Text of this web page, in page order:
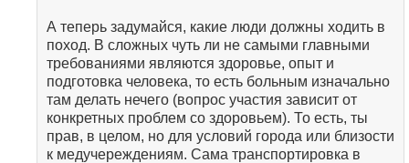
А теперь задумайся, какие люди должны ходить в
поход. В сложных чуть ли не самыми главными
требованиями являются здоровье, опыт и
подготовка человека, то есть больным изначально
там делать нечего (вопрос участия зависит от
конкретных проблем со здоровьем). То есть, ты
прав, в целом, но для условий города или близости
к медучереждениям. Сама транспортировка в